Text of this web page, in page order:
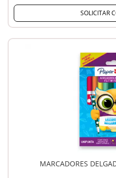
SOLICITAR
MARCADORES